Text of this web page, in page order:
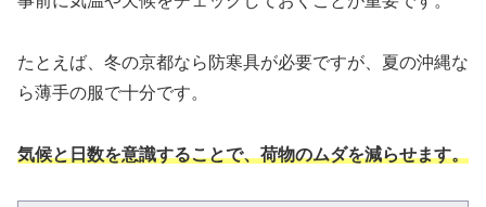
たとえば、冬の京都なら防寒具が必要ですが、夏の沖縄な
ら薄手の服で十分です。
気候と日数を意識することで、荷物のムダを減らせます。